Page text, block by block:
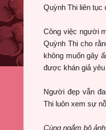
Quỳnh Thi liên
Công việc người
Quỳnh Thi cho
không muốn gây
được khán giả yêu
Người đẹp vẫn
Thi luôn xem sự
Cùng ngắm bộ